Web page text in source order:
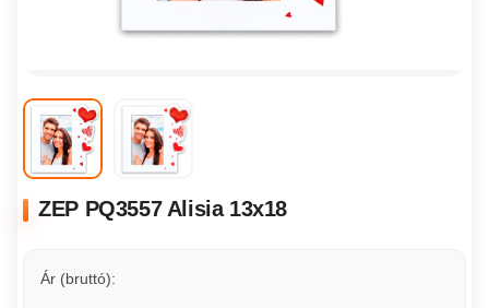
ZEP PQ3557 Alisia 13x18
Ár (bruttó):